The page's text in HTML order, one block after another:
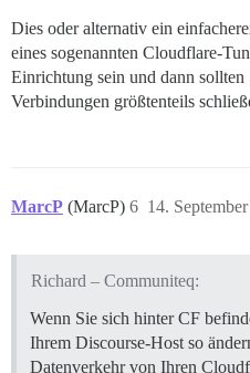
Dies oder alternativ ein
eines sogenannten Cloudflare-
Einrichtung sein und dann
Verbindungen größtenteils
MarcP (MarcP) 14.
6
Richard – Communiteq:
Wenn Sie sich hinter CF
Ihrem Discourse-Host so
Datenverkehr von Ihren